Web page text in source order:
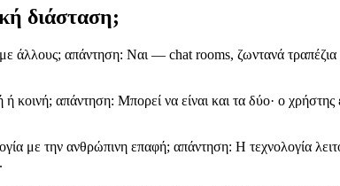
διάσταση;
απάντηση: Ναι — chat rooms, ζωντανά τραπέζια
ή κοινή; απάντηση: Μπορεί να είναι και τα δύο· ο
με την ανθρώπινη επαφή; απάντηση: Η τεχνολογία